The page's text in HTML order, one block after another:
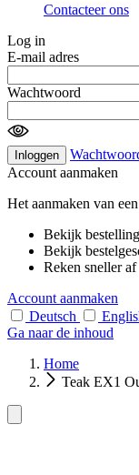
Contacteer ons
Log in
E-mail adres
Wachtwoord
Inloggen
Account aanmaken
Het aanmaken van
Bekijk
Bekijk
Reken sneller af
Account aanmaken
Deutsch
Ga naar de inhoud
Home
Teak EX1